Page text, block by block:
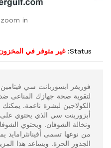
in
Status: غير متوفر في
لتقوية صحة جهازك المناعى ضد
الكولاجين لبشرة ناعمة.
أبزوربنت سي الذي يحتوي على
ونخالة الشوفان. ويحتوي
من نوعها تسمى
الجذور الحرة. ويساعد هذا